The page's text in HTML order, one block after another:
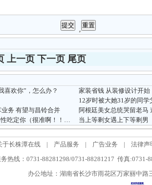
上一页 下一页 尾页
喜欢你”，怎么办？
家装省钱 从装修设计开始
务 有望与昌铃合并
阿根廷美女总统哭留老马
定你（很准啊！！！） 当上等剩女遇上下等剩男
于长株潭在线 | 产品服务 | 广告业务 |
法律声
务热线：0731-88281298/0731-88281217 传真:0731-
办公地址：湖南省长沙市雨花区万家丽中